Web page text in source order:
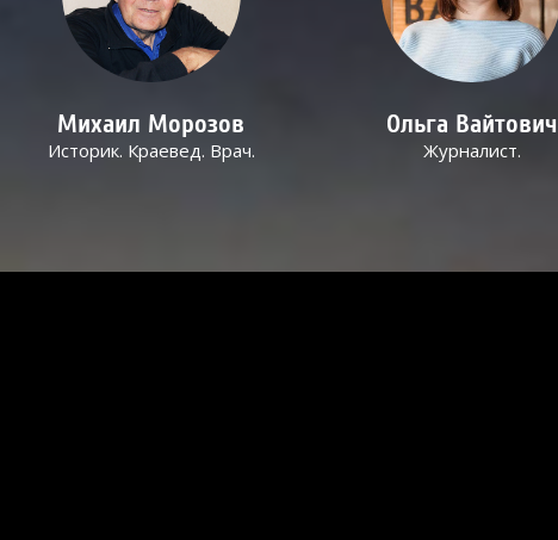
Михаил Морозов
Историк. Краевед. Врач.
Ольга Вайтович
Журналист.